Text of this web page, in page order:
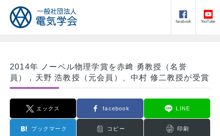
facebook YouTube
2014年 ノーベル物理学賞を赤﨑 勇教授（名誉
員），天野 浩教授（元会員）、中村 修二教授が受賞
エックス facebook LINE
ブックマーク コピー 印刷